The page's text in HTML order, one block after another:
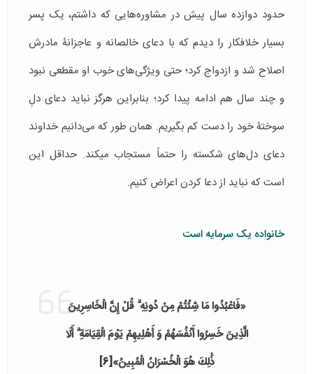
حدود دوازده سال پیش در مشاوره‌­هایی که داشتم، یک پسر
بسیار خلافکار را دیدم که با دعای خالصانه و عاجزانۀ مادرش
اصلاح شد و ازدواج کرد؛ حتی ویژگی‌های خوب او مقطعی نبود
و چند سال هم ادامه پیدا کرد؛ بنابراین هرگز نباید دعای دلِ
سوختۀ خود را دست کم بگیریم. همان طور که می‌دانیم خداوند
دعای دل‌های شکسته را حتماً مستجاب می­کند. حداقل این
است که نباید از دعا کردن اعراض کنیم.
خانواده یک سرمایه است
«فَاعْبُدُوا مَا شِئْتُمْ مِنْ دُونِهِ ۗ قُلْ إِنَّ الْخَاسِرِينَ
الَّذِينَ خَسِرُوا أَنْفُسَهُمْ وَ أَهْلِيهِمْ يَوْمَ الْقِيَامَةِ ۗ أَلَا
ذَٰلِكَ هُوَ الْخُسْرَانُ الْمُبِينُ»[6]